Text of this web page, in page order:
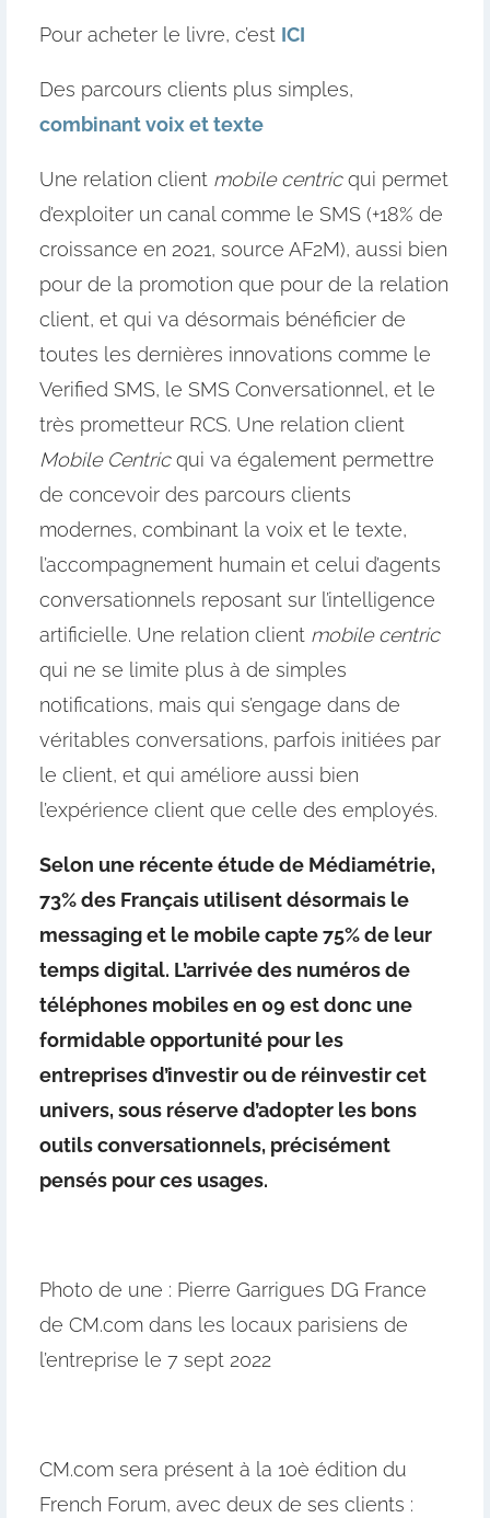
Pour acheter le livre, c’est ICI
Des parcours clients plus simples,
combinant voix et texte
Une relation client mobile centricqui permet
d’exploiter un canal comme le SMS (+18% de
croissance en 2021, source AF2M), aussi bien
pour de la promotion que pour de la relation
client, et qui va désormais bénéficier de
toutes les dernières innovations comme le
Verified SMS, le SMS Conversationnel, et le
très prometteur RCS. Une relation client
Mobile Centricqui va également permettre
de concevoir des parcours clients
modernes, combinant la voix et le texte,
l’accompagnement humain et celui d’agents
conversationnels reposant sur l’intelligence
artificielle. Une relation client mobile centric
qui ne se limite plus à de simples
notifications, mais qui s’engage dans de
véritables conversations, parfois initiées par
le client, et qui améliore aussi bien
l’expérience client que celle des employés.
Selon une récente étude de Médiamétrie,
73% des Français utilisent désormais le
messaging et le mobile capte 75% de leur
temps digital. L’arrivée des numéros de
téléphones mobiles en 09 est donc une
formidable opportunité pour les
entreprises d’investir ou de réinvestir cet
univers, sous réserve d’adopter les bons
outils conversationnels, précisément
pensés pour ces usages.
Photo de une : Pierre Garrigues DG France
de CM.com dans les locaux parisiens de
l’entreprise le 7 sept 2022
CM.com sera présent à la 10è édition du
French Forum, avec deux de ses clients :